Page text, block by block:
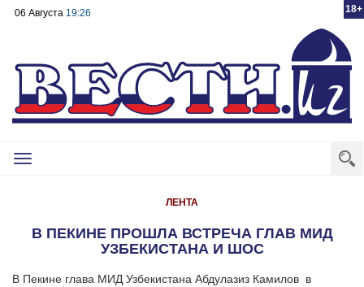
18+
06 Августа 19:26
Toggle
ЛЕНТА
В ПЕКИНЕ ПРОШЛА ВСТРЕЧА ГЛАВ МИД
УЗБЕКИСТАНА И ШОС
В Пекине глава МИД Узбекистана Абдулазиз Камилов в